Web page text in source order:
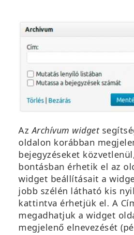
AzArchívum widget
oldalon korábban
bejegyzéseket
bontásban érhetik el az
widget beállításait a
jobb szélén látható kis
kattintva érhetjük el. A
megadhatjuk a widget
megjelenő elnevezését